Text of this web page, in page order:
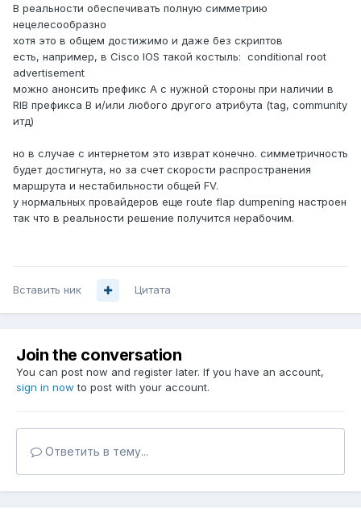
В реальности обеспечивать полную симметрию
нецелесообразно
хотя это в общем достижимо и даже без скриптов
есть, например, в Cisco IOS такой костыль: conditional root
advertisement
можно анонсить префикс A с нужной стороны при наличии в
RIB префикса B и/или любого другого атрибута (tag, community
итд)
но в случае с интернетом это изврат конечно. симметричность
будет достигнута, но за счет скорости распространения
маршрута и нестабильности общей FV.
у нормальных провайдеров еще route flap dumpening настроен
так что в реальности решение получится нерабочим.
Вставить ник Цитата
Join the conversation
You can post now and register later. If you have an account,
sign in now to post with your account.
Ответить в тему...